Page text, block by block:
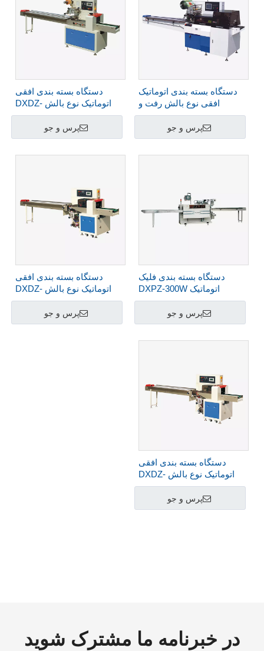
دستگاه بسته بندی اتوماتیک
افقی نوع بالش رفت و
برگشتی DXDZ-
350W/450W/630W
پرس و جو
دستگاه بسته بندی افقی
اتوماتیک نوع بالش DXDZ-
250B/D/S
پرس و جو
دستگاه بسته بندی فلیک
اتوماتیک DXPZ-300W
پرس و جو
دستگاه بسته بندی افقی
اتوماتیک نوع بالش DXDZ-
350X
پرس و جو
دستگاه بسته بندی افقی
اتوماتیک نوع بالش DXDZ-
250X
پرس و جو
در خبرنامه ما مشترک شوید